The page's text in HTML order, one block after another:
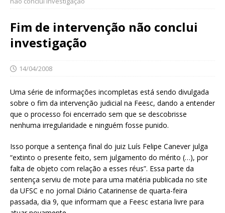
Fim de intervenção não conclui
investigação
14/04/2008
Uma série de informações incompletas está sendo divulgada
sobre o fim da intervenção judicial na Feesc, dando a entender
que o processo foi encerrado sem que se descobrisse
nenhuma irregularidade e ninguém fosse punido.
Isso porque a sentença final do juiz Luís Felipe Canever julga
“extinto o presente feito, sem julgamento do mérito (…), por
falta de objeto com relação a esses réus”. Essa parte da
sentença serviu de mote para uma matéria publicada no site
da UFSC e no jornal Diário Catarinense de quarta-feira
passada, dia 9, que informam que a Feesc estaria livre para